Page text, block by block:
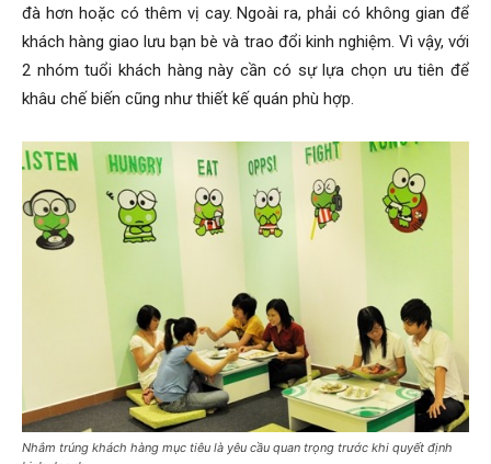
đà hơn hoặc có thêm vị cay. Ngoài ra, phải có không gian để
khách hàng giao lưu bạn bè và trao đổi kinh nghiệm. Vì vậy, với
2 nhóm tuổi khách hàng này cần có sự lựa chọn ưu tiên để
khâu chế biến cũng như thiết kế quán phù hợp.
Nhắm trúng khách hàng mục tiêu là yêu cầu quan trọng trước khi quyết định